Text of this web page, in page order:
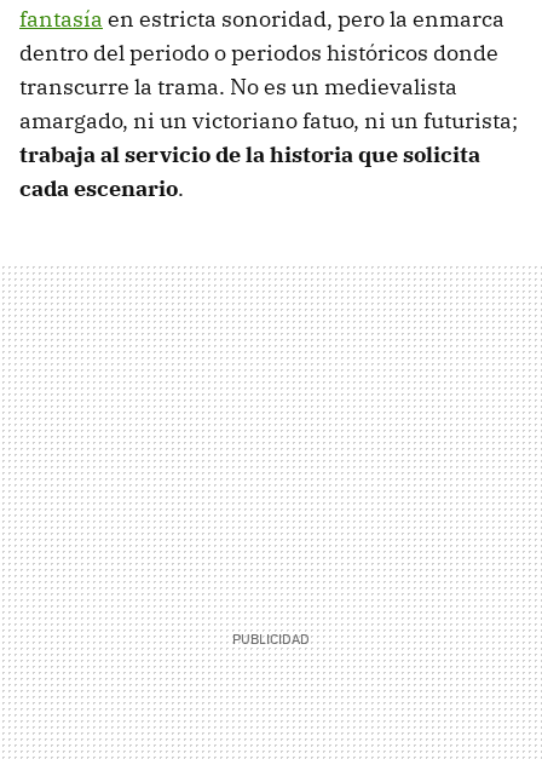
fantasía en estricta sonoridad, pero la enmarca
dentro del periodo o periodos históricos donde
transcurre la trama. No es un medievalista
amargado, ni un victoriano fatuo, ni un futurista;
trabaja al servicio de la historia que solicita
cada escenario.